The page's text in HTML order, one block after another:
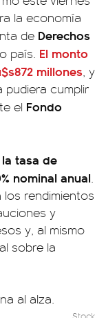
la economía
de Derechos
país. El monto
millones, y
cumplir
el Fondo
tasa de
nominal anual.
los rendimientos
y
y, al mismo
sobre la